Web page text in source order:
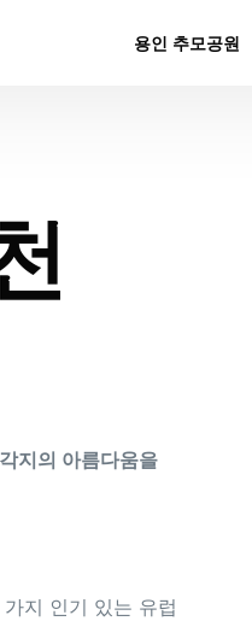
용인 추모공원
지의 아름다움을
지 인기 있는 유럽